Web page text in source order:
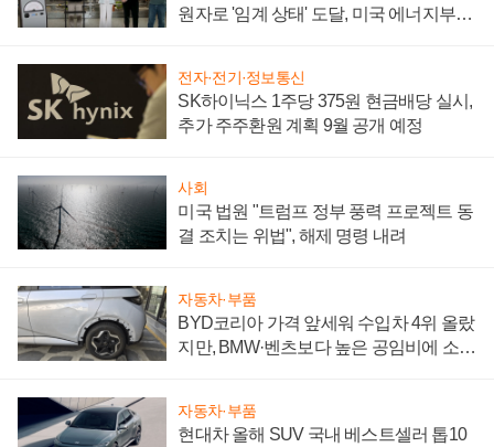
원자로 '임계 상태' 도달, 미국 에너지부
전자·전기·정보통신
SK하이닉스 1주당 375원 현금배당 실시,
추가 주주환원 계획 9월 공개 예정
사회
미국 법원 "트럼프 정부 풍력 프로젝트 동
결 조치는 위법", 해제 명령 내려
자동차·부품
BYD코리아 가격 앞세워 수입차 4위 올랐
지만, BMW·벤츠보다 높은 공임비에 소비
자동차·부품
현대차 올해 SUV 국내 베스트셀러 톱10